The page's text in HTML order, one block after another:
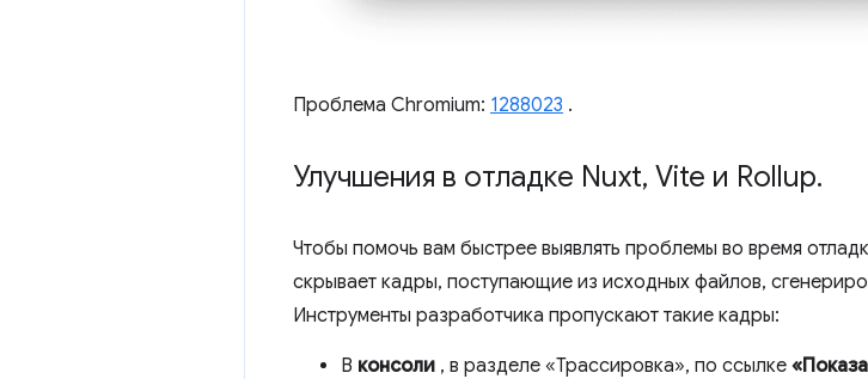
Проблема Chromium: 1288023 .
Улучшения в отладке Nuxt, Vite и Rollup.
Чтобы помочь вам быстрее выявлять проблемы во время
скрывает кадры, поступающие из исходных файлов,
Инструменты разработчика пропускают такие кадры:
В консоли , в разделе «Трассировка», по ссылке